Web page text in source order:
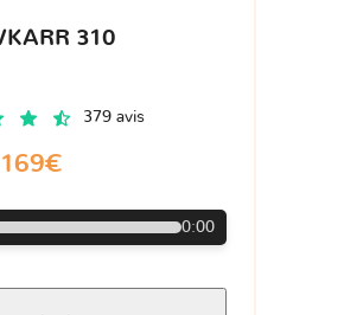
310
379 avis
169€
0:00